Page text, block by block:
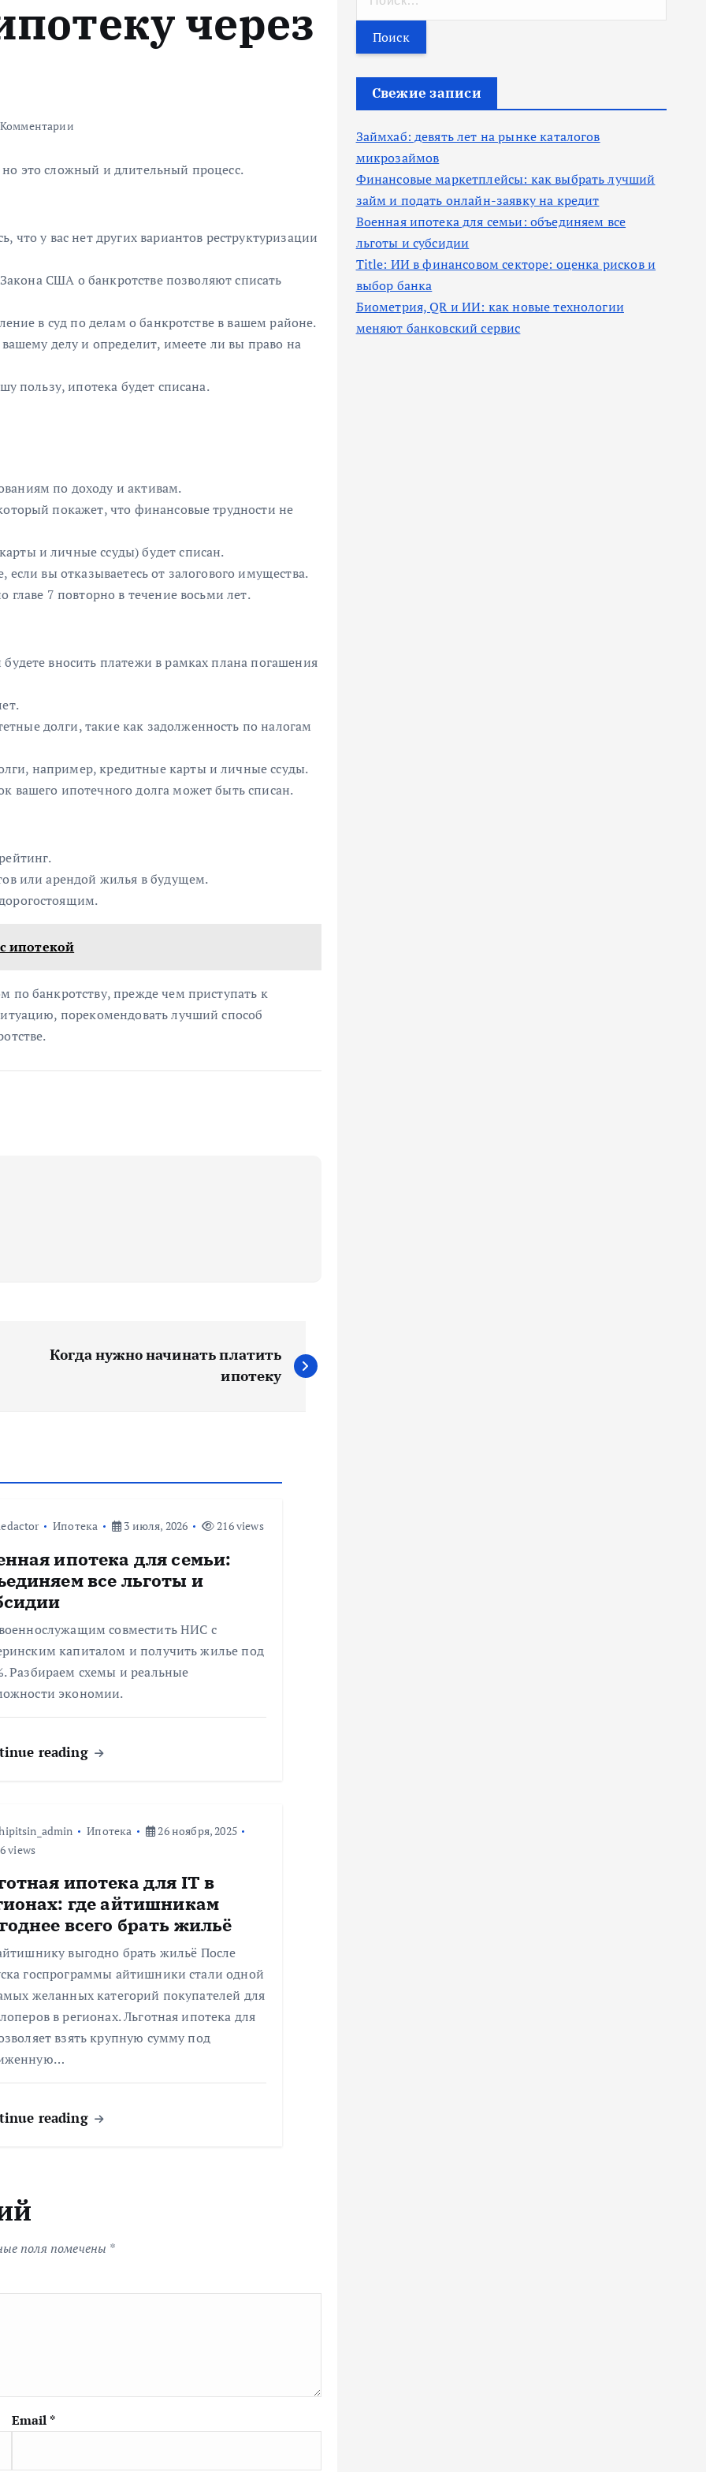
через
это сложный и длительный процесс.
у вас нет других вариантов реструктуризации
США о банкротстве позволяют списать
в суд по делам о банкротстве в вашем районе.
делу и определит, имеете ли вы право на
пользу, ипотека будет списана.
по доходу и активам.
покажет, что финансовые трудности не
и личные ссуды) будет списан.
вы отказываетесь от залогового имущества.
главе 7 повторно в течение восьми лет.
вносить платежи в рамках плана погашения
долги, такие как задолженность по налогам
например, кредитные карты и личные ссуды.
вашего ипотечного долга может быть списан.
или арендой жилья в будущем.
ипотекой
по банкротству, прежде чем приступать к
порекомендовать лучший способ
Когда нужно начинать платить
ипотеку
Ипотека 3 июля, 2026 216 views
ипотека для семьи:
все льготы и
совместить НИС с
капиталом и получить жилье под
Разбираем схемы и реальные
экономии.
reading
Ипотека
26 ноября, 2025
views
ипотека для IT в
где айтишникам
всего брать жильё
выгодно брать жильё После
госпрограммы айтишники стали одной
желанных категорий покупателей для
в регионах. Льготная ипотека для
взять крупную сумму под
reading
поля помечены *
Email *
т
и
Свежие записи
Займхаб: девять лет на рынке каталогов
микрозаймов
Финансовые маркетплейсы: как выбрать лучший
займ и подать онлайн-заявку на кредит
Военная ипотека для семьи: объединяем все
льготы и субсидии
Title: ИИ в финансовом секторе: оценка рисков и
выбор банка
Биометрия, QR и ИИ: как новые технологии
меняют банковский сервис